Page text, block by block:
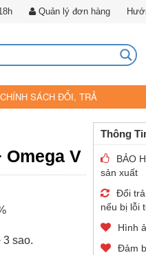
Quản lý đơn hàng
CHÍNH SÁCH ĐỔI, TRẢ
Omega V
3 sao.
Thông
BẢO
sản xuất
Đổi
nếu bị lỗi
Hình
Đảm